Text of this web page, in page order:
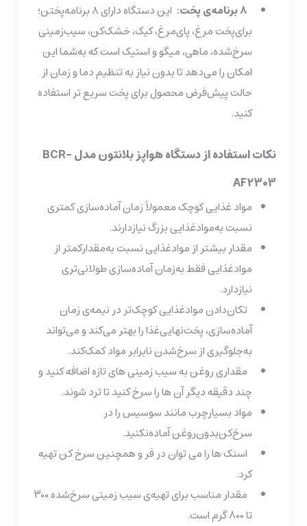
این دستگاه دارای ۸ برنامه‌پختن؛
برای‌پخت مرغ، پای‌مرغ، کیک، خشک‌کن، سیب‌زمینی
سرخ‌شده، ماهی، میگو و استیک است که به‌شما این
امکان را می‌دهد تا بدون نیاز به تنظیم دما و زمان از
حالت پیش‌فرض محصول برای پخت سریع تر استفاده
کنید.
نکات استفاده از دستگاه هواپز بلانتون مدل BCR-
AF2303
مواد غذایی کوچک معمولاً زمان آماده‌سازی کمتری
نسبت به‌مواد‌غذایی بزرگ نیازدارند.
مقدار بیشتر از مواد‌غذایی نسبت به‌مقدارکمتر از
مواد‌غذایی فقط به‌زمان آماده‌سازی طولانی‌تری
نیازدارد.
تکان‌دادن موادغذایی کوچک‌تر در نیمه‌ی زمان
آماده‌سازی، پخت‌نهایی‌غذا را بهتر می‌کند و می‌تواند
به‌جلوگیری از سرخ‌شدن نابرابر مواد کمک‌کند.
مقداری روغن به سیب زمینی های تازه اضافه کنید و
چند دقیقه دیگر آن ها را سرخ کنید تا ترد شوند.
مواد بسیارچرب مانند سوسیس را در
سرخ‌کن‌بدون‌روغن آماده‌نکنید.
اسنک ها را می توان در فر و همچنین سرخ کن تهیه
کرد.
مقدار مناسب برای تهیه‌ی سیب زمینی سرخ‌شده 300
تا 800 گرم است.